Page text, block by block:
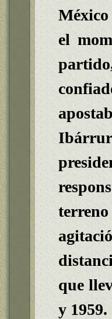
el
que
y 1959.